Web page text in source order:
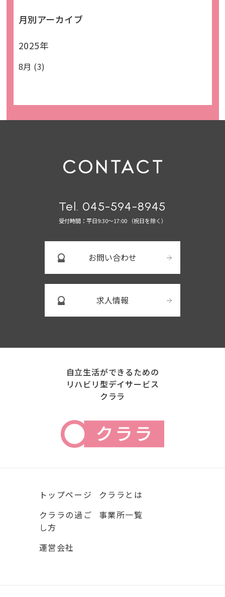
月別アーカイブ
2025年
8月 (3)
Tel. 045-594-8945
受付時間：平日9:30～17:00 （祝日を除く）
お問い合わせ
求人情報
自立生活ができるための
リハビリ型デイサービス
クララ
トップページ
クララとは
クララの過ご
し方
事業所一覧
運営会社